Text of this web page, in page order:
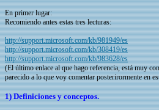
En primer lugar:
Recomiendo antes estas tres lecturas:
http://support.microsoft.com/kb/981949/es
http://support.microsoft.com/kb/308419/es
http://support.microsoft.com/kb/983628/es
(El último enlace al que hago referencia, está muy
parecido a lo que voy comentar posterirormente en
1) Definiciones y conceptos.